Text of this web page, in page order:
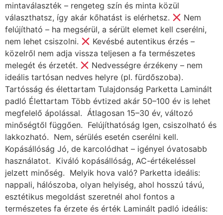
mintaválaszték – rengeteg szín és minta közül
választhatsz, így akár kőhatást is elérhetsz.
Nem
felújítható – ha megsérül, a sérült elemet kell cserélni,
nem lehet csiszolni.
Kevésbé autentikus érzés –
közelről nem adja vissza teljesen a fa természetes
melegét és érzetét.
Nedvességre érzékeny – nem
ideális tartósan nedves helyre (pl. fürdőszoba).
Tartósság és élettartam Tulajdonság Parketta Laminált
padló Élettartam Több évtized akár 50–100 év is lehet
megfelelő ápolással. Átlagosan 15–30 év, változó
minőségtől függően. Felújíthatóság Igen, csiszolható és
lakkozható. Nem, sérülés esetén cserélni kell.
Kopásállóság Jó, de karcolódhat – igényel óvatosabb
használatot. Kiváló kopásállóság, AC-értékeléssel
jelzett minőség. Melyik hova való? Parketta ideális:
nappali, hálószoba, olyan helyiség, ahol hosszú távú,
esztétikus megoldást szeretnél ahol fontos a
természetes fa érzete és érték Laminált padló ideális: